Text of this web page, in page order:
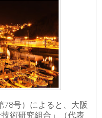
78号）によると、大阪
術研究組合」（代表